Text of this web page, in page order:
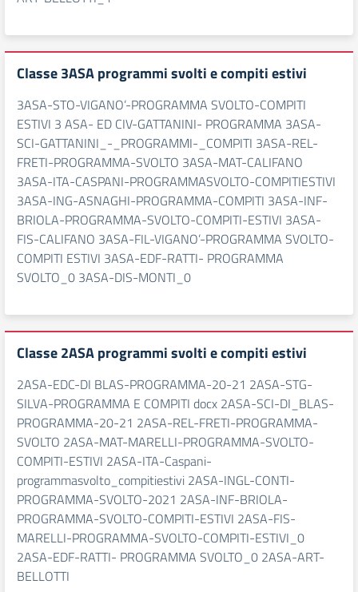
Classe 3ASA programmi svolti e compiti estivi
3ASA-STO-VIGANO’-PROGRAMMA SVOLTO-COMPITI
ESTIVI 3 ASA- ED CIV-GATTANINI- PROGRAMMA 3ASA-
SCI-GATTANINI_-_PROGRAMMI-_COMPITI 3ASA-REL-
FRETI-PROGRAMMA-SVOLTO 3ASA-MAT-CALIFANO
3ASA-ITA-CASPANI-PROGRAMMASVOLTO-COMPITIESTIVI
3ASA-ING-ASNAGHI-PROGRAMMA-COMPITI 3ASA-INF-
BRIOLA-PROGRAMMA-SVOLTO-COMPITI-ESTIVI 3ASA-
FIS-CALIFANO 3ASA-FIL-VIGANO’-PROGRAMMA SVOLTO-
COMPITI ESTIVI 3ASA-EDF-RATTI- PROGRAMMA
SVOLTO_0 3ASA-DIS-MONTI_0
Classe 2ASA programmi svolti e compiti estivi
2ASA-EDC-DI BLAS-PROGRAMMA-20-21 2ASA-STG-
SILVA-PROGRAMMA E COMPITI docx 2ASA-SCI-DI_BLAS-
PROGRAMMA-20-21 2ASA-REL-FRETI-PROGRAMMA-
SVOLTO 2ASA-MAT-MARELLI-PROGRAMMA-SVOLTO-
COMPITI-ESTIVI 2ASA-ITA-Caspani-
programmasvolto_compitiestivi 2ASA-INGL-CONTI-
PROGRAMMA-SVOLTO-2021 2ASA-INF-BRIOLA-
PROGRAMMA-SVOLTO-COMPITI-ESTIVI 2ASA-FIS-
MARELLI-PROGRAMMA-SVOLTO-COMPITI-ESTIVI_0
2ASA-EDF-RATTI- PROGRAMMA SVOLTO_0 2ASA-ART-
BELLOTTI